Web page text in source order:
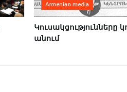
Armenian media
Կուսակցությունները
անում